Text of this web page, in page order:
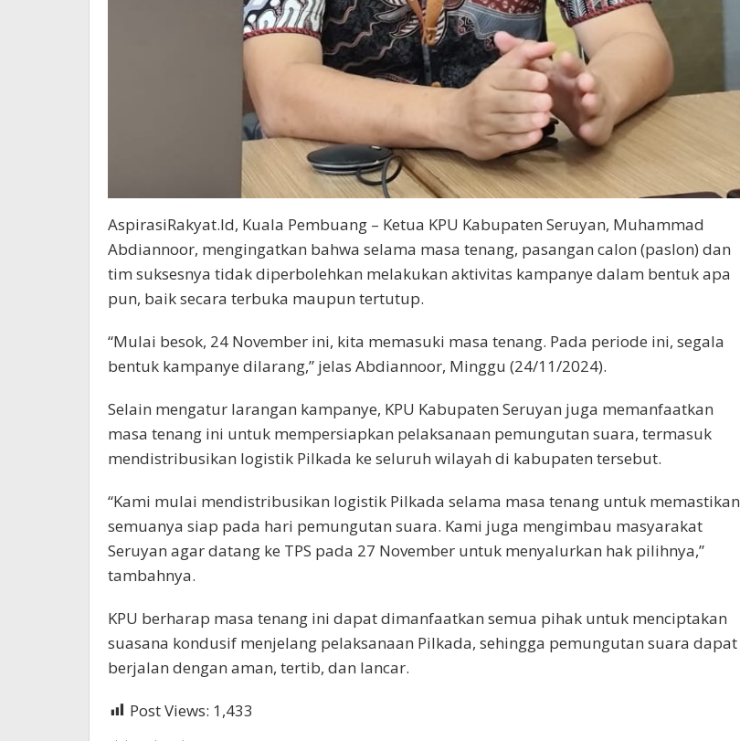
AspirasiRakyat.Id, Kuala Pembuang – Ketua KPU Kabupaten Seruyan, Muhammad
Abdiannoor, mengingatkan bahwa selama masa tenang, pasangan calon (paslon) dan
tim suksesnya tidak diperbolehkan melakukan aktivitas kampanye dalam bentuk apa
pun, baik secara terbuka maupun tertutup.
“Mulai besok, 24 November ini, kita memasuki masa tenang. Pada periode ini, segala
bentuk kampanye dilarang,” jelas Abdiannoor, Minggu (24/11/2024).
Selain mengatur larangan kampanye, KPU Kabupaten Seruyan juga memanfaatkan
masa tenang ini untuk mempersiapkan pelaksanaan pemungutan suara, termasuk
mendistribusikan logistik Pilkada ke seluruh wilayah di kabupaten tersebut.
“Kami mulai mendistribusikan logistik Pilkada selama masa tenang untuk memastikan
semuanya siap pada hari pemungutan suara. Kami juga mengimbau masyarakat
Seruyan agar datang ke TPS pada 27 November untuk menyalurkan hak pilihnya,”
tambahnya.
KPU berharap masa tenang ini dapat dimanfaatkan semua pihak untuk menciptakan
suasana kondusif menjelang pelaksanaan Pilkada, sehingga pemungutan suara dapat
berjalan dengan aman, tertib, dan lancar.
Post Views: 1,433